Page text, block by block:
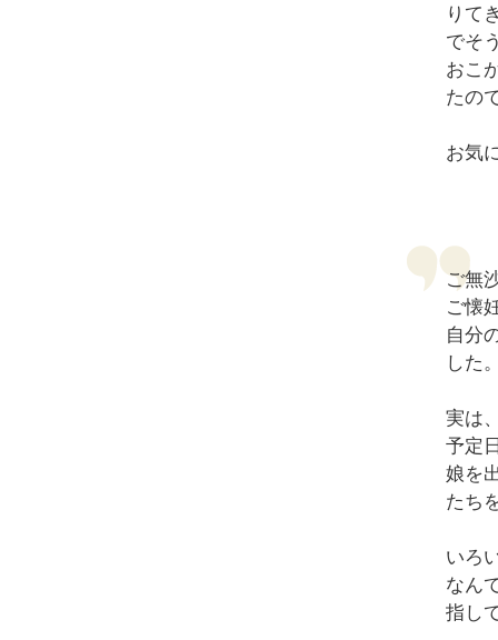
りて
でそ
おこ
たの
お気
ご無
ご懐
自分
した
実は
予定
娘を
たち
いろ
なん
指し